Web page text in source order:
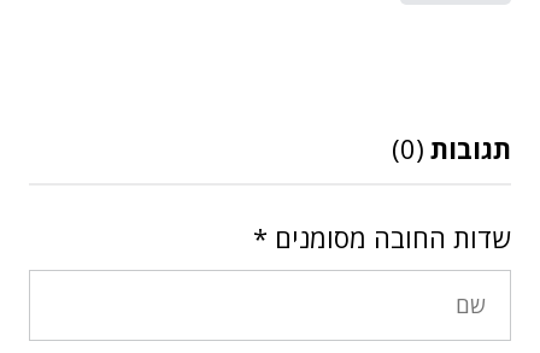
תגובות (0)
שדות החובה מסומנים *